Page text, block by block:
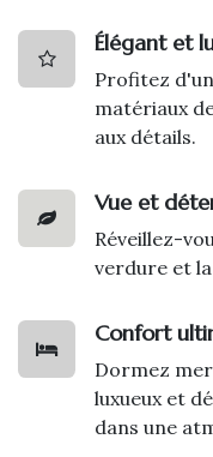
Élégant et
Profitez
matériaux
aux détails.
Vue et
Réveillez-
verdure et
Confort
Dormez
luxueux et
dans une